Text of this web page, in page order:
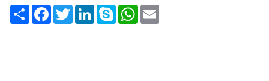
Share FacebookTwitterLinkedInSkype WhatsApp